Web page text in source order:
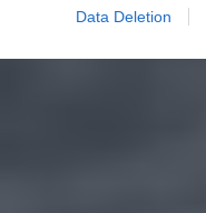
Data Deletion